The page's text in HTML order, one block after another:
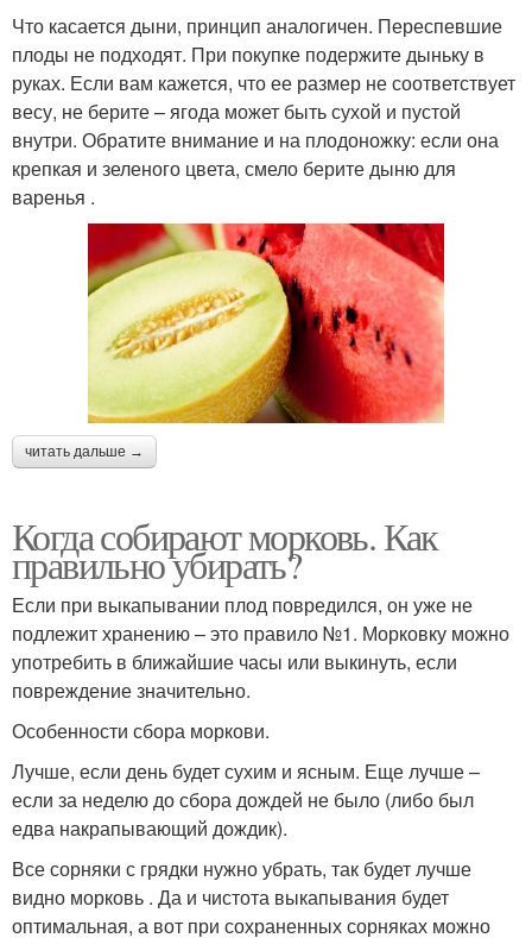
Что касается дыни, принцип аналогичен. Переспевшие
плоды не подходят. При покупке подержите дыньку в
руках. Если вам кажется, что ее размер не соответствует
весу, не берите – ягода может быть сухой и пустой
внутри. Обратите внимание и на плодоножку: если она
крепкая и зеленого цвета, смело берите дыню для
варенья .
читать дальше →
Когда собирают морковь. Как
правильно убирать?
Если при выкапывании плод повредился, он уже не
подлежит хранению – это правило №1. Морковку можно
употребить в ближайшие часы или выкинуть, если
повреждение значительно.
Особенности сбора моркови.
Лучше, если день будет сухим и ясным. Еще лучше –
если за неделю до сбора дождей не было (либо был
едва накрапывающий дождик).
Все сорняки с грядки нужно убрать, так будет лучше
видно морковь . Да и чистота выкапывания будет
оптимальная, а вот при сохраненных сорняках можно